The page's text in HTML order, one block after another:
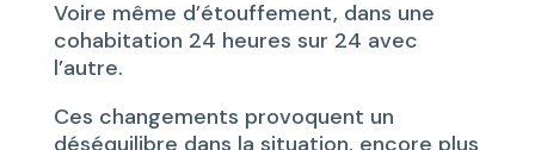
Voire même d’étouffement, dans une
cohabitation 24 heures sur 24 avec
l’autre.
Ces changements provoquent un
déséquilibre dans la situation, encore plus